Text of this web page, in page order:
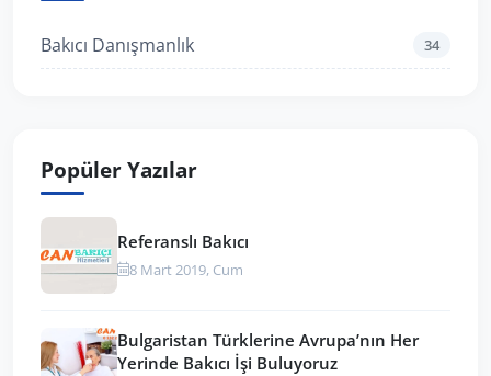
Bakıcı Danışmanlık 34
Popüler Yazılar
Referanslı Bakıcı
8 Mart 2019, Cum
Bulgaristan Türklerine Avrupa’nın Her
Yerinde Bakıcı İşi Buluyoruz